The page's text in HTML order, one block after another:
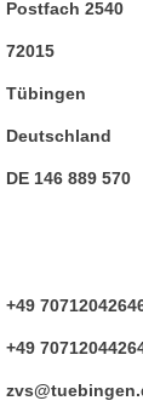
Postfach 2540
72015
Tübingen
Deutschland
DE 146 889 570
+49
+49